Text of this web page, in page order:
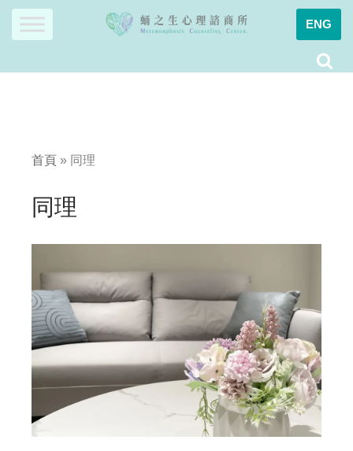
Skip
ENG
首頁 » 同理
同理